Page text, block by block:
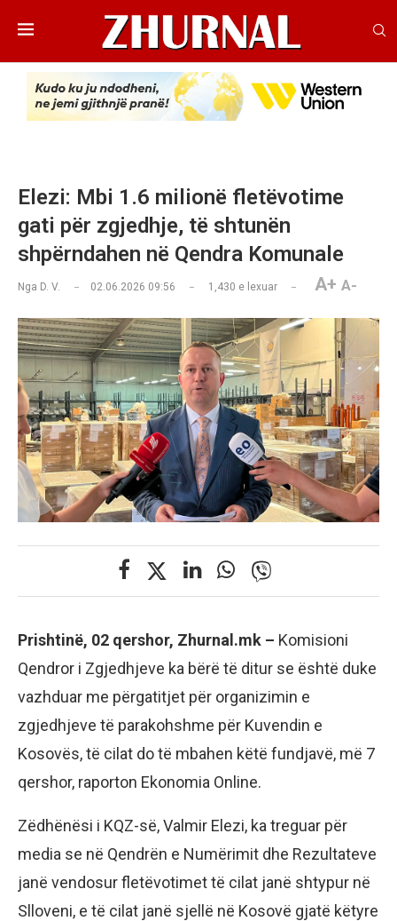
Elezi: Mbi 1.6 milionë fletëvotime
gati për zgjedhje, të shtunën
shpërndahen në Qendra Komunale
Nga D. V. 02.06.2026 09:56 1,430 e lexuar A+ A-
Prishtinë, 02 qershor, Zhurnal.mk – Komisioni
Qendror i Zgjedhjeve ka bërë të ditur se është duke
vazhduar me përgatitjet për organizimin e
zgjedhjeve të parakohshme për Kuvendin e
Kosovës, të cilat do të mbahen këtë fundjavë, më 7
qershor, raporton Ekonomia Online.
Zëdhënësi i KQZ-së, Valmir Elezi, ka treguar për
media se në Qendrën e Numërimit dhe Rezultateve
janë vendosur fletëvotimet të cilat janë shtypur në
Slloveni, e të cilat janë sjellë në Kosovë gjatë këtyre